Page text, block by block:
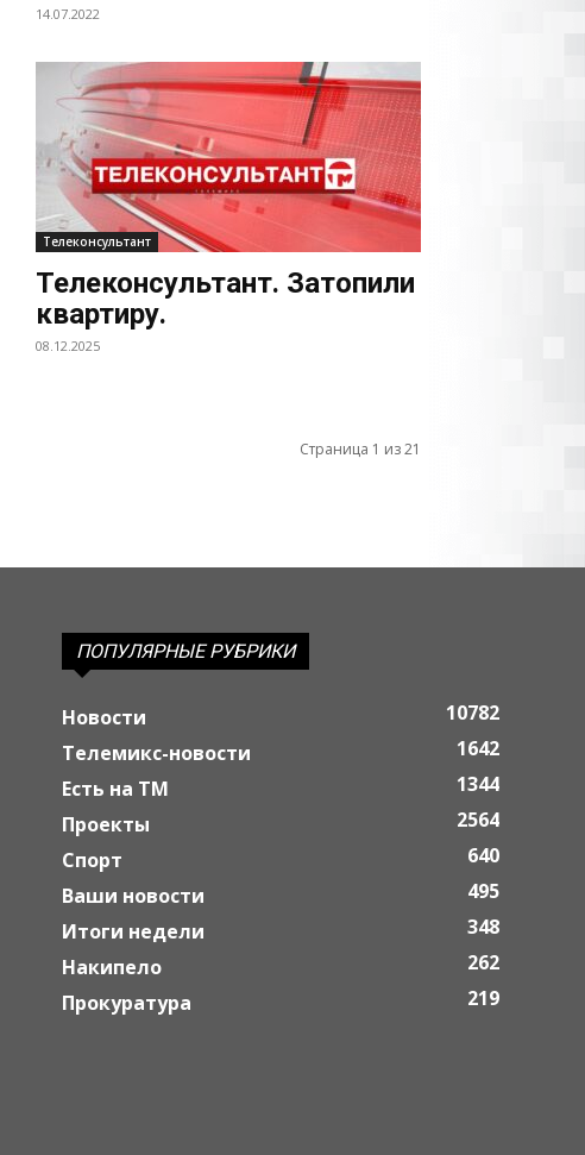
14.07.2022
Телеконсультант
Телеконсультант. Затопили
квартиру.
08.12.2025
Страница 1 из 21
ПОПУЛЯРНЫЕ РУБРИКИ
Новости
10782
Телемикс-новости
1642
Есть на ТМ
1344
Проекты
2564
Спорт
640
Ваши новости
495
Итоги недели
348
Накипело
262
Прокуратура
219